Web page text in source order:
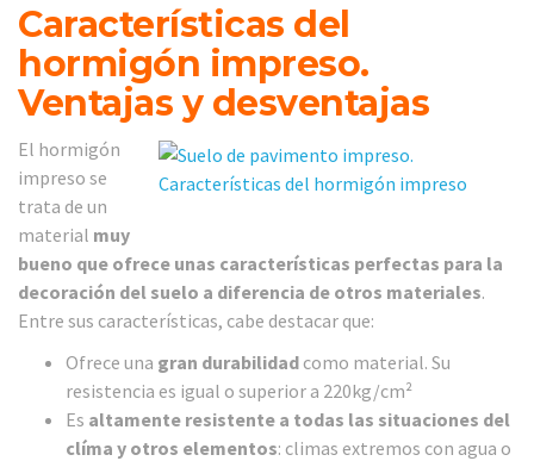
Características del
hormigón impreso.
Ventajas y desventajas
El hormigón
impreso se
trata de un
material muy
bueno que ofrece unas características perfectas para la
decoración del suelo a diferencia de otros materiales.
Entre sus características, cabe destacar que:
Ofrece una gran durabilidad como material. Su
resistencia es igual o superior a 220kg/cm²
Es altamente resistente a todas las situaciones del
clíma y otros elementos: climas extremos con agua o